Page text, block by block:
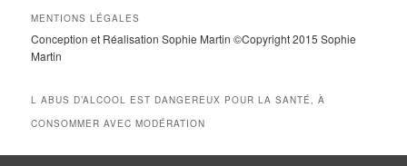
i
v
e
MENTIONS LÉGALES
Conception et Réalisation Sophie Martin ©Copyright 2015 Sophie
Martin
L ABUS D’ALCOOL EST DANGEREUX POUR LA SANTÉ, À
CONSOMMER AVEC MODÉRATION